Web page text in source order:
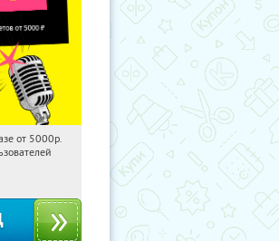
Получили:114
от 5000р.